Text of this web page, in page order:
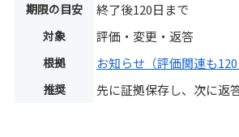
期限の目安 終了後120日まで
対象 評価・変更・返答
根拠 お知らせ（評価関連も120
推奨 先に証拠保存し、次に返